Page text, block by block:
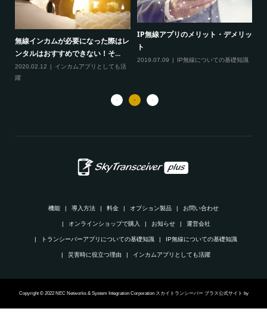
無線インカムが必要になった際はレ
ンタルはおすすめできない！そ...
2020.02.12
インカムアプリとしても活
躍
IP無線アプリのメリット・デメリッ
ト
2019.07.09 IP無線についての基礎知識
機能 導入方法 料金 オプション製品 お問い合わせ
オンラインショップで購入 お知らせ 運営会社
トランシーバーアプリについての基礎知識 IP無線についての基礎知識
災害時に役立つ理由 インカムアプリとしても活躍
Copyright © 2022 NEC Networks & System Integration Corporation スカイトランシーバー プラス公式サイト by